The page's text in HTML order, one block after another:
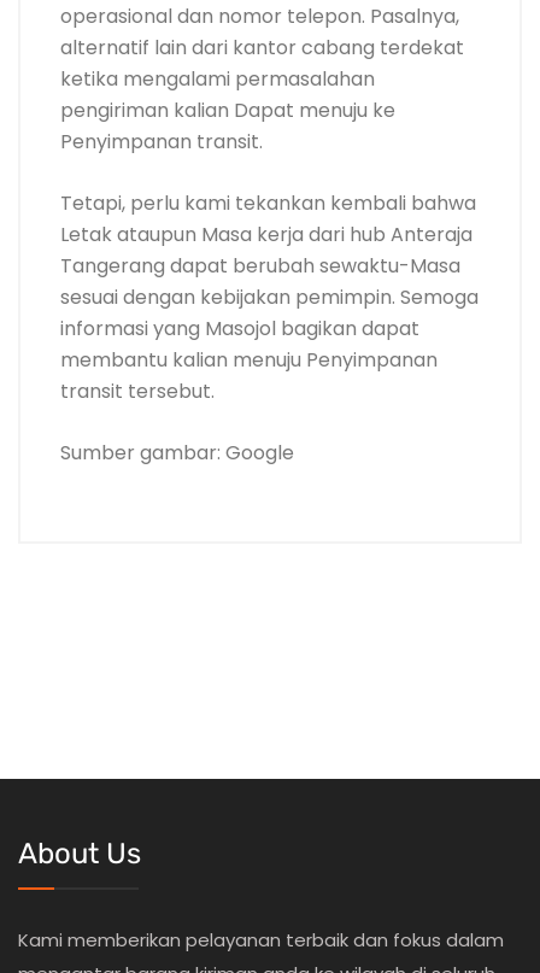
operasional dan nomor telepon. Pasalnya,
alternatif lain dari kantor cabang terdekat
ketika mengalami permasalahan
pengiriman kalian Dapat menuju ke
Penyimpanan transit.
Tetapi, perlu kami tekankan kembali bahwa
Letak ataupun Masa kerja dari hub Anteraja
Tangerang dapat berubah sewaktu-Masa
sesuai dengan kebijakan pemimpin. Semoga
informasi yang Masojol bagikan dapat
membantu kalian menuju Penyimpanan
transit tersebut.
Sumber gambar: Google
About Us
Kami memberikan pelayanan terbaik dan fokus dalam